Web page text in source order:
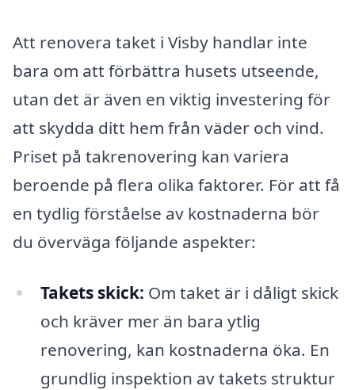
Att renovera taket i Visby handlar inte
bara om att förbättra husets utseende,
utan det är även en viktig investering för
att skydda ditt hem från väder och vind.
Priset på takrenovering kan variera
beroende på flera olika faktorer. För att få
en tydlig förståelse av kostnaderna bör
du överväga följande aspekter:
Takets skick: Om taket är i dåligt skick
och kräver mer än bara ytlig
renovering, kan kostnaderna öka. En
grundlig inspektion av takets struktur